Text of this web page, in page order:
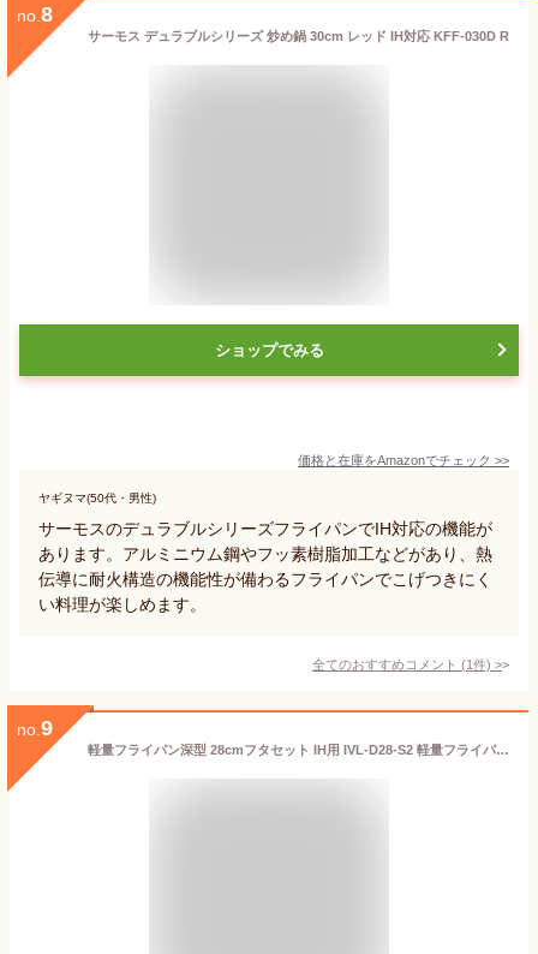
no. 8
サーモス デュラブルシリーズ 炒め鍋 30cm レッド IH対応 KFF-030D R
ショップでみる
価格と在庫をAmazonでチェック >>
ヤギヌマ(50代・男性)
サーモスのデュラブルシリーズフライパンでIH対応の機能が
あります。アルミニウム鋼やフッ素樹脂加工などがあり、熱
伝導に耐火構造の機能性が備わるフライパンでこげつきにく
い料理が楽しめます。
全てのおすすめコメント (1件) >
no. 9
軽量フライパン深型 28cmフタセット IH用 IVL-D28-S2 軽量フライパン IH対応 フライパン 軽量 深型 フッ素加工 ダイヤモンドコーティング 汚れにくい 調理器具 IH アイリスオーヤマ